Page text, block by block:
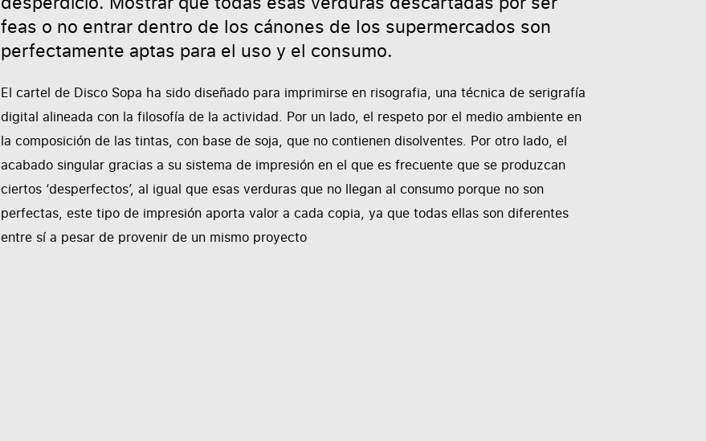
feas o no entrar dentro de los cánones de los supermercados son
perfectamente aptas para el uso y el consumo.
El cartel de Disco Sopa ha sido diseñado para imprimirse en risografia, una técnica de serigrafía
digital alineada con la filosofía de la actividad. Por un lado, el respeto por el medio ambiente en
la composición de las tintas, con base de soja, que no contienen disolventes. Por otro lado, el
acabado singular gracias a su sistema de impresión en el que es frecuente que se produzcan
ciertos ‘desperfectos’, al igual que esas verduras que no llegan al consumo porque no son
perfectas, este tipo de impresión aporta valor a cada copia, ya que todas ellas son diferentes
entre sí a pesar de provenir de un mismo proyecto